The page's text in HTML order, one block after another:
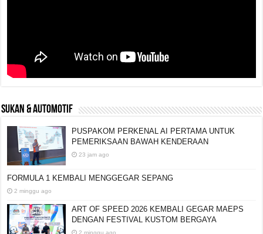
SUKAN & AUTOMOTIF
PUSPAKOM PERKENAL AI PERTAMA UNTUK
PEMERIKSAAN BAWAH KENDERAAN
23 jam ago
FORMULA 1 KEMBALI MENGGEGAR SEPANG
2 minggu ago
ART OF SPEED 2026 KEMBALI GEGAR MAEPS
DENGAN FESTIVAL KUSTOM BERGAYA
2 minggu ago